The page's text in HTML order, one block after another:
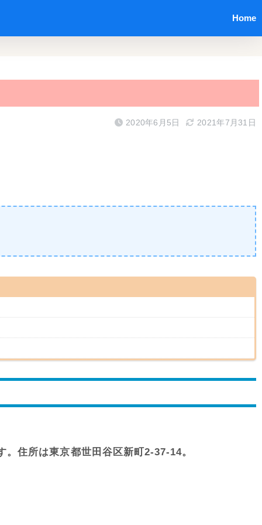
Home
2020年6月5日 2021年7月31日
住所は東京都世田谷区新町2-37-14。